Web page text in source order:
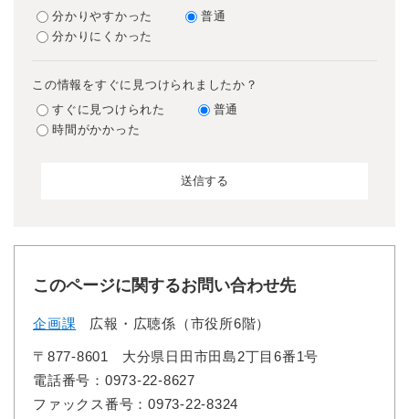
分かりやすかった
普通
分かりにくかった
この情報をすぐに見つけられましたか？
すぐに見つけられた
普通
時間がかかった
このページに関するお問い合わせ先
企画課 広報・広聴係（市役所6階）
〒877-8601
大分県日田市田島2丁目6番1号
電話番号：0973-22-8627
ファックス番号：0973-22-8324